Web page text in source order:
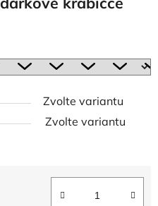
Zvolte variantu
Zvolte variantu